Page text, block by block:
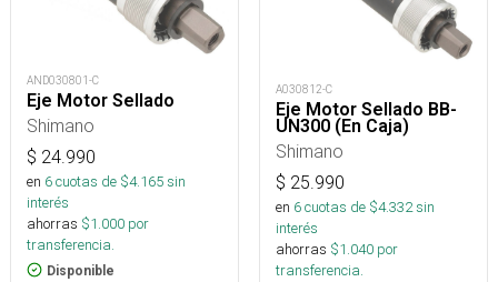
AND030801-C
Eje Motor Sellado
Shimano
$ 24.990
en 6cuotas de $4.165sin
interés
ahorras $1.000 por
transferencia.
Disponible
A030812-C
Eje Motor Sellado BB-
UN300 (En Caja)
Shimano
$ 25.990
en 6cuotas de $4.332sin
interés
ahorras $1.040 por
transferencia.